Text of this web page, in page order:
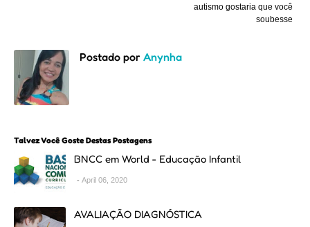
autismo gostaria que você
soubesse
Postado por Anynha
Talvez Você Goste Destas Postagens
BNCC em World - Educação Infantil
April 06, 2020
AVALIAÇÃO DIAGNÓSTICA